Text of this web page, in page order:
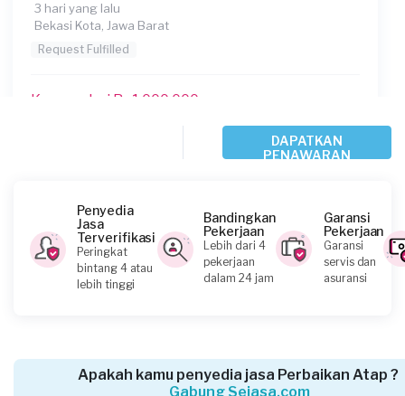
3 hari yang lalu
Bekasi Kota, Jawa Barat
Request Fulfilled
Kurang dari Rp1.000.000
Azie requested Perbaikan Atap
Bogor Kabupaten, Jawa Barat
Request Fulfilled
Rp2.500.001 - Rp5.000.000
10 hari yang lalu
Cirebon, Jawa Barat
DAPATKAN
PENAWARAN
Penyedia
Jasa
Terverifikasi
Peringkat
bintang 4 atau
lebih tinggi
Bandingkan
Pekerjaan
Lebih dari 4
pekerjaan
dalam 24 jam
Garansi
Pekerjaan
Garansi
servis dan
asuransi
Apakah kamu penyedia jasa Perbaikan Atap ?
Gabung Sejasa.com